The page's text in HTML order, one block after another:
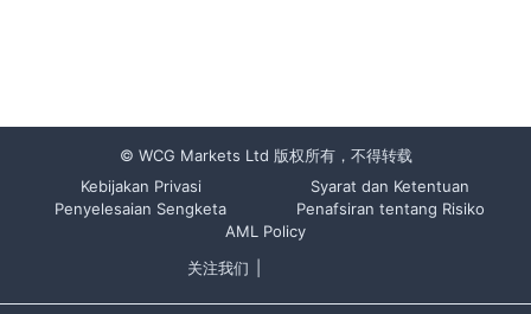
© WCG Markets Ltd 版权所有，不得转载
Kebijakan Privasi
Syarat dan Ketentuan
Penyelesaian Sengketa
Penafsiran tentang Risiko
AML Policy
关注我们